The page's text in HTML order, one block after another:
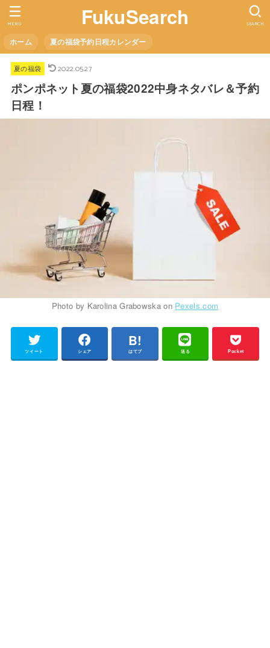
FukuSearch
ホーム 夏の福袋予約日程カレンダー
SEARCH
MENU
夏の福袋 2022.05.27
ポンポネット夏の福袋2022中身ネタバレ＆予約
日程！
Photo by Karolina Grabowska on Pexels.com
ツイート シェア はてブ 送る Pocket